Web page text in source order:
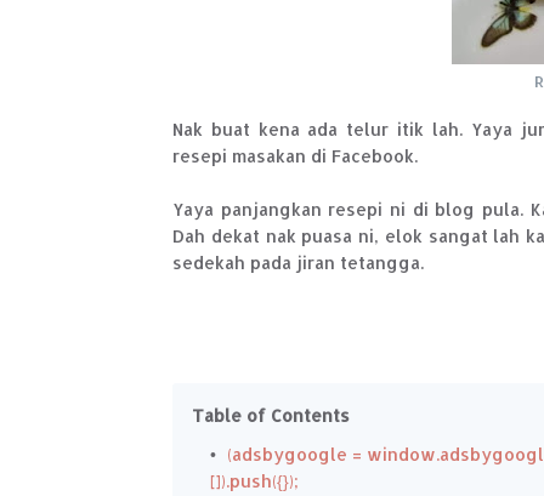
Nak buat kena ada telur itik lah. Yaya
resepi masakan di Facebook.
Yaya panjangkan resepi ni di blog pula.
Dah dekat nak puasa ni, elok sangat lah
sedekah pada jiran tetangga.
Table of Contents
(adsbygoogle =
[]).push({});